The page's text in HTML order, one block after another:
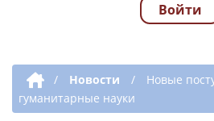
Войти
Дополнительная
/ Новости /
Новые
гуманитарные науки